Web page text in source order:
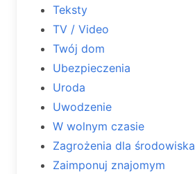
Teksty
TV / Video
Twój dom
Ubezpieczenia
Uroda
Uwodzenie
W wolnym czasie
Zagrożenia dla środowiska
Zaimponuj znajomym